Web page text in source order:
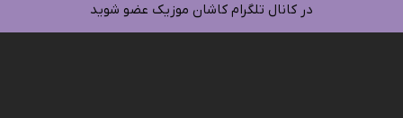
در کانال تلگرام کاشان موزیک عضو شوید